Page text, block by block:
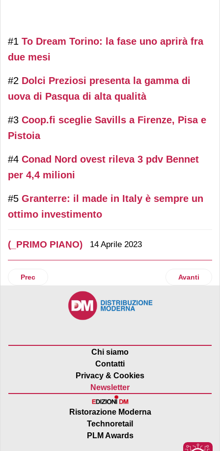
#1 To Dream Torino: la fase uno aprirà fra
due mesi
#2 Dolci Preziosi presenta la gamma di
uova di Pasqua di alta qualità
#3 Coop.fi sceglie Savills a Firenze, Pisa e
Pistoia
#4 Conad Nord ovest rileva 3 pdv Bennet
per 4,4 milioni
#5 Granterre: il made in Italy è sempre un
ottimo investimento
(_PRIMO PIANO) 14 Aprile 2023
Articolo precedente: La sostenibilità ha bisogno di misure
Prec Articolo
Avanti
Chi siamo
Contatti
Privacy & Cookies
Newsletter
Ristorazione Moderna
Technoretail
PLM Awards